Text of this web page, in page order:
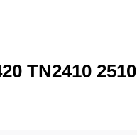
TN2410 2510